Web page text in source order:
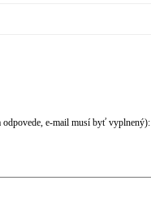
odpovede, e-mail musí byť vyplnený):